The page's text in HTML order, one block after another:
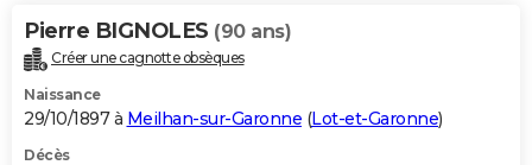
Pierre BIGNOLES (90 ans)
Créer une cagnotte obsèques
Naissance
29/10/1897 à Meilhan-sur-Garonne (Lot-et-Garonne)
Décès